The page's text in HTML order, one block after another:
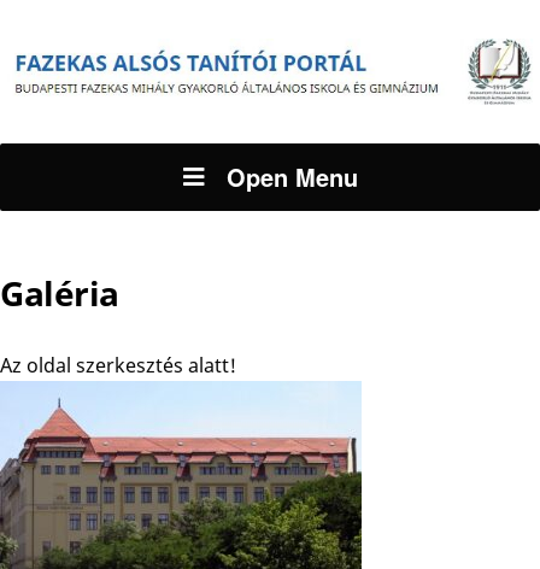
Open Menu
Galéria
Az oldal szerkesztés alatt!